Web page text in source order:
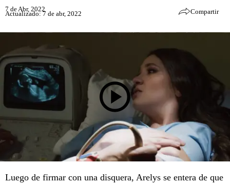
7 de Abr, 2022
Actualizado: 7 de abr, 2022 Compartir
Luego de firmar con una disquera, Arelys se entera de que